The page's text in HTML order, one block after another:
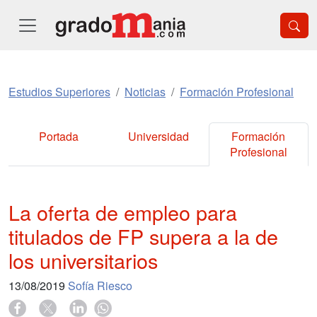
Estudios Superiores Noticias Formación Profesional
Portada Universidad
Formación
Profesional
La oferta de empleo para
titulados de FP supera a la de
los universitarios
13/08/2019 Sofía Riesco